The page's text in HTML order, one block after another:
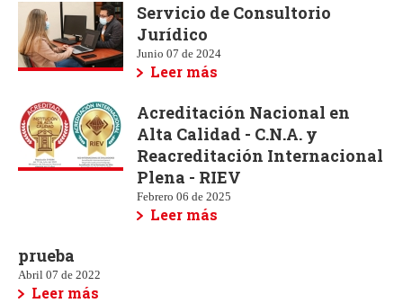
Servicio de Consultorio
Jurídico
Junio 07 de 2024
Leer más
Acreditación Nacional en
Alta Calidad - C.N.A. y
Reacreditación Internacional
Plena - RIEV
Febrero 06 de 2025
Leer más
prueba
Abril 07 de 2022
Leer más